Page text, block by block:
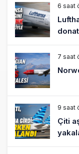
6 saat
7 saat
9 saat
Çiti